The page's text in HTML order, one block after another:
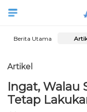
Berita Utama
Artikel
Ingat, Walau
Tetap